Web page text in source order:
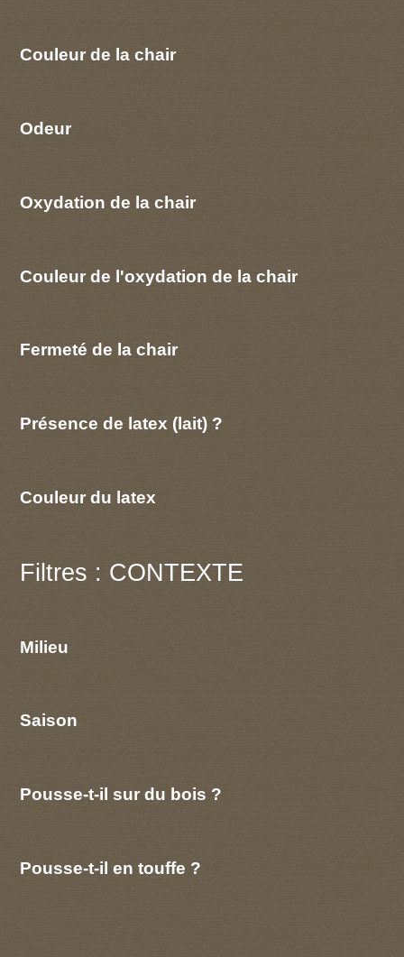
Couleur de la chair
Odeur
Oxydation de la chair
Couleur de l'oxydation de la chair
Fermeté de la chair
Présence de latex (lait) ?
Couleur du latex
Filtres : CONTEXTE
Milieu
Saison
Pousse-t-il sur du bois ?
Pousse-t-il en touffe ?